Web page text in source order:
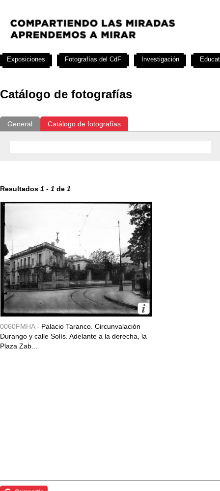
Catálogo de fotografías
General Catálogo de fotografías
Resultados 1 - 1 de 1
0060FMHA - Palacio Taranco. Circunvalación
Durango y calle Solís. Adelante a la derecha, la
Plaza Zab...
Exposiciones Fotografías del CdF Investigación